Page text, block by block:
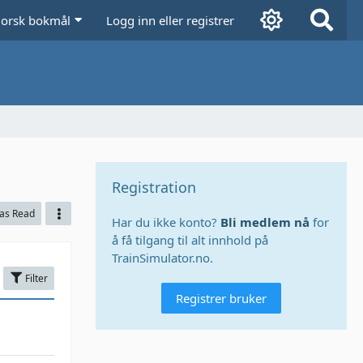
bokmål Logg inn eller registrer
Read
Filter
Registration
Har du ikke konto? Bli medlem nå for
å få tilgang til alt innhold på
TrainSimulator.no.
Registrer bruker